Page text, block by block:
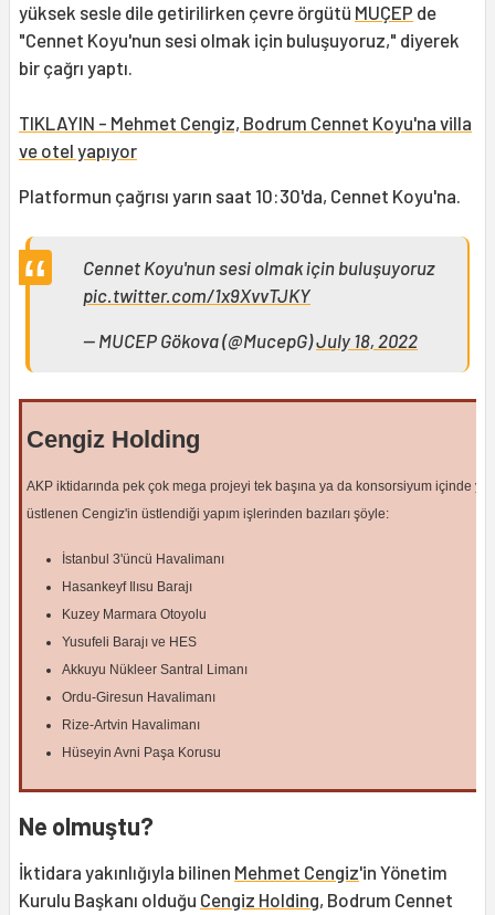
yüksek sesle dile getirilirken çevre örgütü MUÇEP de
"Cennet Koyu'nun sesi olmak için buluşuyoruz," diyerek
bir çağrı yaptı.
TIKLAYIN - Mehmet Cengiz, Bodrum Cennet Koyu'na villa
ve otel yapıyor
Platformun çağrısı yarın saat 10:30'da, Cennet Koyu'na.
Cennet Koyu'nun sesi olmak için buluşuyoruz
pic.twitter.com/1x9XvvTJKY
— MUCEP Gökova (@MucepG)July 18, 2022
Cengiz Holding
AKP iktidarında pek çok mega projeyi tek başına ya da konsorsiyum içinde
üstlenen Cengiz'in üstlendiği yapım işlerinden bazıları şöyle:
İstanbul 3'üncü Havalimanı
Hasankeyf Ilısu Barajı
Kuzey Marmara Otoyolu
Yusufeli Barajı ve HES
Akkuyu Nükleer Santral Limanı
Ordu-Giresun Havalimanı
Rize-Artvin Havalimanı
Hüseyin Avni Paşa Korusu
Ne olmuştu?
İktidara yakınlığıyla bilinen Mehmet Cengiz'in Yönetim
Kurulu Başkanı olduğu Cengiz Holding, Bodrum Cennet